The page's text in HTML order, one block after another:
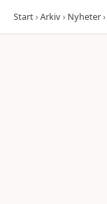
Start›Arkiv› Nyheter›